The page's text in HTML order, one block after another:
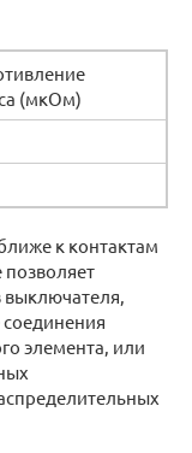
(мкОм)
к контактам
выключателя,
элемента, или